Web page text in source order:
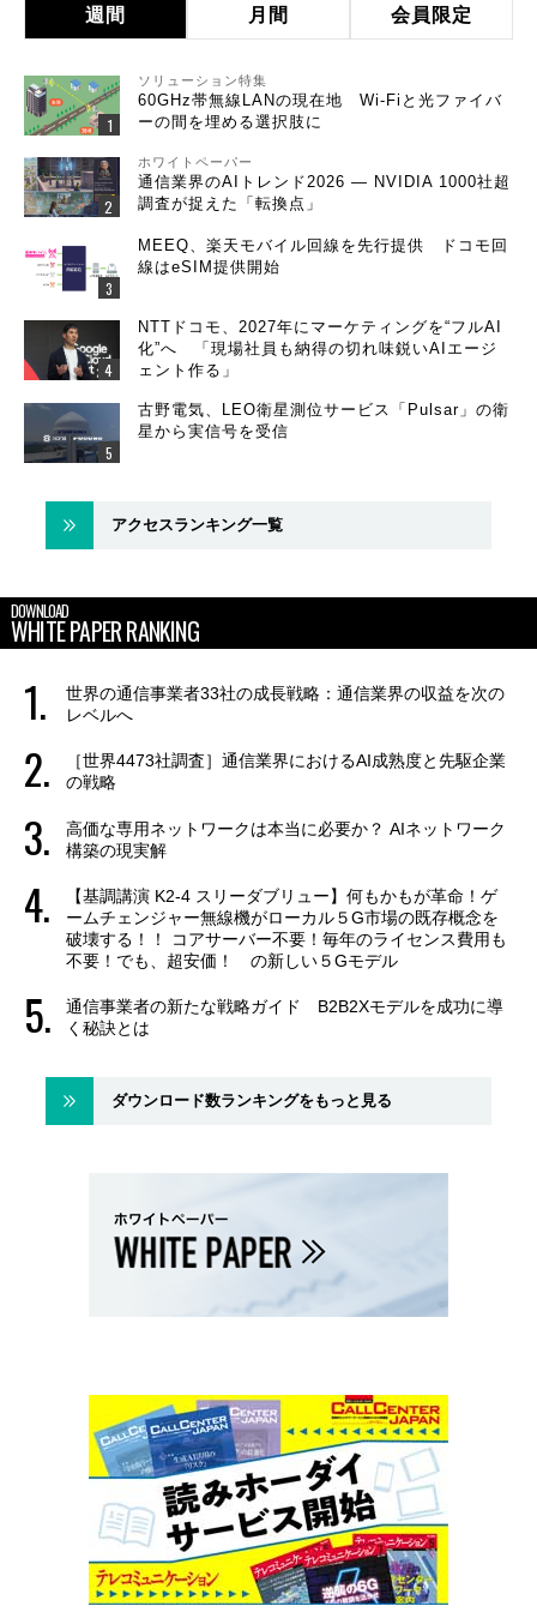
週間 月間 会員限定
ソリューション特集
60GHz帯無線LANの現在地 Wi-Fiと光ファイバ
ーの間を埋める選択肢に
ホワイトペーパー
通信業界のAIトレンド2026 ― NVIDIA 1000社超
調査が捉えた「転換点」
MEEQ、楽天モバイル回線を先行提供 ドコモ回
線はeSIM提供開始
NTTドコモ、2027年にマーケティングを“フルAI
化”へ 「現場社員も納得の切れ味鋭いAIエージ
ェント作る」
古野電気、LEO衛星測位サービス「Pulsar」の衛
星から実信号を受信
アクセスランキング一覧
DOWNLOAD
WHITE PAPER RANKING
世界の通信事業者33社の成長戦略：通信業界の収益を次の
レベルへ
［世界4473社調査］通信業界におけるAI成熟度と先駆企業
の戦略
高価な専用ネットワークは本当に必要か？ AIネットワーク
構築の現実解
【基調講演 K2-4 スリーダブリュー】何もかもが革命！ゲ
ームチェンジャー無線機がローカル５G市場の既存概念を
破壊する！！ コアサーバー不要！毎年のライセンス費用も
不要！でも、超安価！ の新しい５Gモデル
通信事業者の新たな戦略ガイド B2B2Xモデルを成功に導
く秘訣とは
ダウンロード数ランキングをもっと見る